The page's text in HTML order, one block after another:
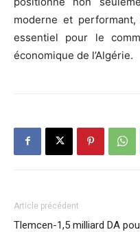
moderne et
essentiel pour le
économique de l’Algérie.
Article précédent
Tlemcen-1,5 milliard DA